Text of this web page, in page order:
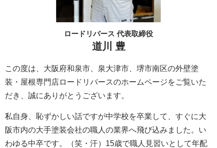
ロードリバース 代表取締役
道川 豊
この度は、大阪府和泉市、泉大津市、堺市南区の外壁塗
装・屋根専門店ロードリバースのホームページをご覧いた
だき、誠にありがとうございます。
私自身、恥ずかしい話ですが中学校を卒業して、すぐに大
阪市内の大手塗装会社の職人の業界へ飛び込みました。い
わゆる中卒です。（笑・汗）15歳で職人見習いとして年配